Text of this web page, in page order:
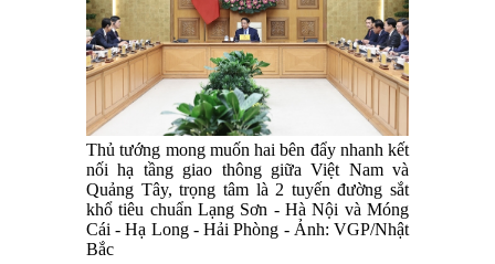
Thủ tướng mong muốn hai bên đẩy nhanh kết
nối hạ tầng giao thông giữa Việt Nam và
Quảng Tây, trọng tâm là 2 tuyến đường sắt
khổ tiêu chuẩn Lạng Sơn - Hà Nội và Móng
Cái - Hạ Long - Hải Phòng - Ảnh: VGP/Nhật
Bắc